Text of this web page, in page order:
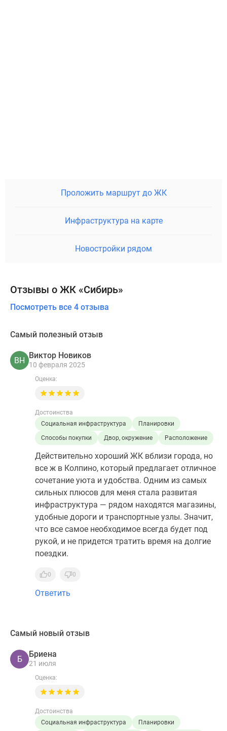
Проложить маршрут до ЖК
Инфраструктура на карте
Новостройки рядом
Отзывы о ЖК «Сибирь»
Посмотреть все 4 отзыва
Самый полезный отзыв
ВН
Виктор Новиков
10 февраля 2025
Оценка:
Достоинства
Социальная инфраструктура
Планировки
Способы покупки
Двор, окружение Расположение
Действительно хороший ЖК вблизи города, но
все ж в Колпино, который предлагает отличное
сочетание уюта и удобства. Одним из самых
сильных плюсов для меня стала развитая
инфраструктура — рядом находятся магазины,
удобные дороги и транспортные узлы. Значит,
что все самое необходимое всегда будет под
рукой, и не придется тратить время на долгие
поездки.
0 0
Ответить
Самый новый отзыв
Б
Бриена
21 июля
Оценка:
Достоинства
Социальная инфраструктура
Планировки